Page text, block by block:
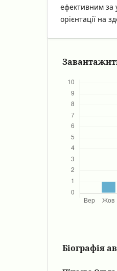
ефективним за
орієнтації на
Біографія